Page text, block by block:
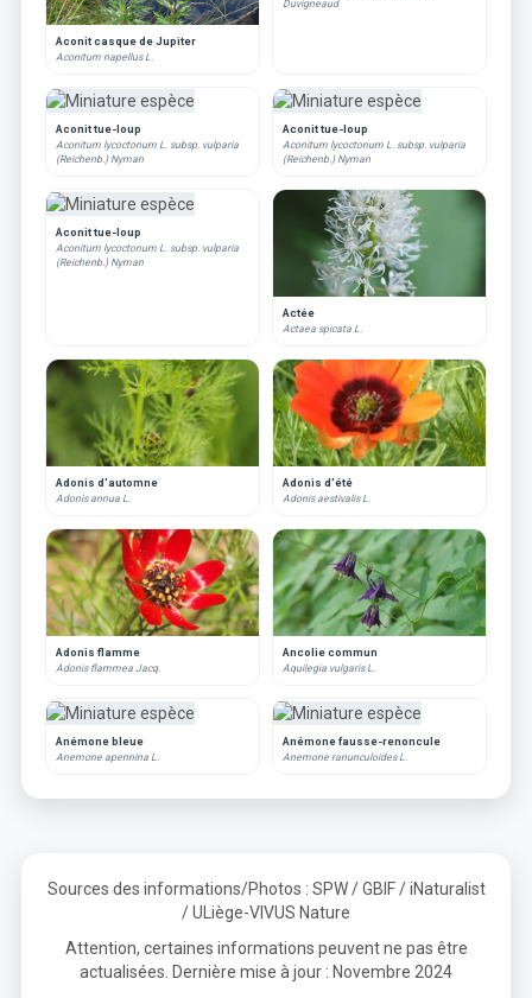
Aconit casque de Jupiter
Aconitum napellus L.
Duvigneaud
Aconit tue-loup
Aconitum lycoctonum L. subsp. vulparia
(Reichenb.) Nyman
Aconit tue-loup
Aconitum lycoctonum L. subsp. vulparia
(Reichenb.) Nyman
Aconit tue-loup
Aconitum lycoctonum L. subsp. vulparia
(Reichenb.) Nyman
Actée
Actaea spicata L.
Adonis d'automne
Adonis annua L.
Adonis d'été
Adonis aestivalis L.
Adonis flamme
Adonis flammea Jacq.
Ancolie commun
Aquilegia vulgaris L.
Anémone bleue
Anemone apennina L.
Anémone fausse-renoncule
Anemone ranunculoides L.
Sources des informations/Photos : SPW / GBIF / iNaturalist
/ ULiège-VIVUS Nature
Attention, certaines informations peuvent ne pas être
actualisées. Dernière mise à jour : Novembre 2024